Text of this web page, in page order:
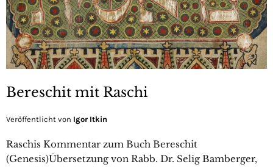
Bereschit mit Raschi
Veröffentlicht von Igor Itkin
Raschis Kommentar zum Buch Bereschit
(Genesis)Übersetzung von Rabb. Dr. Selig Bamberger,